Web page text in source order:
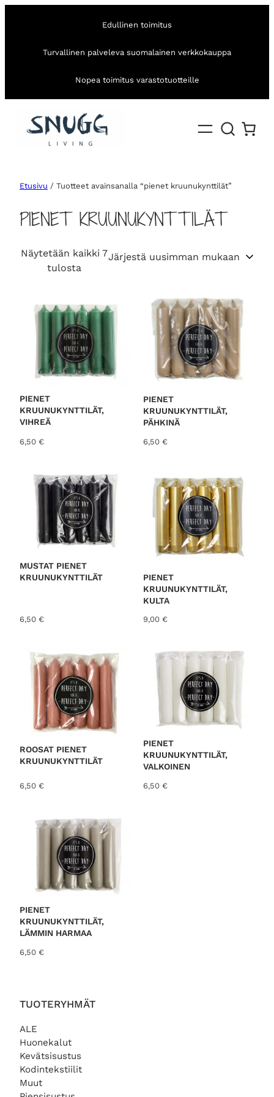
Edullinen toimitus
Turvallinen palveleva suomalainen verkkokauppa
Nopea toimitus varastotuotteille
TUOTERYHMÄT
ALE
Huonekalut
Kevätsisustus
Kodintekstiilit
Muut
Etusivu / Tuotteet avainsanalla “pienet kruunukynttilät”
PIENET KRUUNUKYNTTILÄT
Näytetään kaikki 7
tulostaS
t
e
d
b
y
t
PIENET
KRUUNUKYNTTILÄT,
VIHREÄ
6,50 €
PIENET
KRUUNUKYNTTILÄT,
PÄHKINÄ
6,50 €
MUSTAT PIENET
KRUUNUKYNTTILÄT
6,50 €
PIENET
KRUUNUKYNTTILÄT,
KULTA
9,00 €
ROOSAT PIENET
KRUUNUKYNTTILÄT
6,50 €
PIENET
KRUUNUKYNTTILÄT,
VALKOINEN
6,50 €
PIENET
KRUUNUKYNTTILÄT,
LÄMMIN HARMAA
6,50 €